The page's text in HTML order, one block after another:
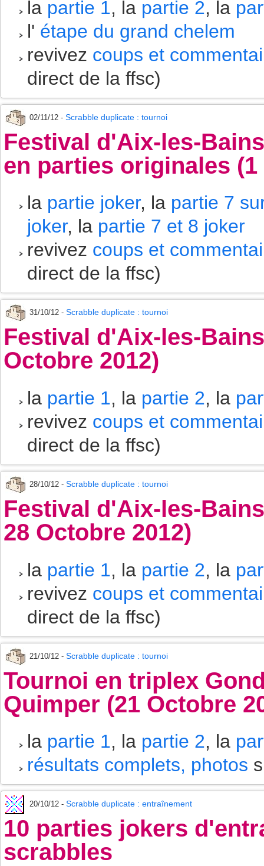
la partie 1, la partie 2, la
l' étape du grand chelem
revivez coups et
direct de la ffsc)
02/11/12 - Scrabble duplicate : tournoi
Festival d'Aix-les-
en parties originales (1
la partie joker, la partie 7
joker, la partie 7 et 8 joker
revivez coups et
direct de la ffsc)
31/10/12 - Scrabble duplicate : tournoi
Festival d'Aix-les-
Octobre 2012)
la partie 1, la partie 2, la
revivez coups et
direct de la ffsc)
28/10/12 - Scrabble duplicate : tournoi
Festival d'Aix-les-
28 Octobre 2012)
la partie 1, la partie 2, la
revivez coups et
direct de la ffsc)
21/10/12 - Scrabble duplicate : tournoi
Tournoi en triplex
Quimper (21 Octobre
la partie 1, la partie 2, la
résultats complets, photos
20/10/12 - Scrabble duplicate : entraînement
10 parties jokers
scrabbles